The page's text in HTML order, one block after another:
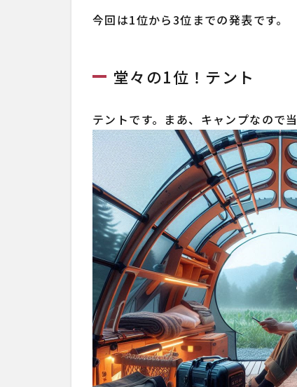
今回は1位から3位までの発表です。
堂々の1位！テント
テントです。まあ、キャンプなので